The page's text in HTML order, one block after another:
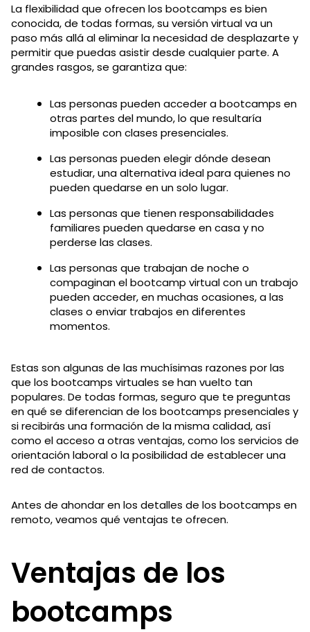
La flexibilidad que ofrecen los bootcamps es bien
conocida, de todas formas, su versión virtual va un
paso más allá al eliminar la necesidad de desplazarte y
permitir que puedas asistir desde cualquier parte. A
grandes rasgos, se garantiza que:
Las personas pueden acceder a bootcamps en
otras partes del mundo, lo que resultaría
imposible con clases presenciales.
Las personas pueden elegir dónde desean
estudiar, una alternativa ideal para quienes no
pueden quedarse en un solo lugar.
Las personas que tienen responsabilidades
familiares pueden quedarse en casa y no
perderse las clases.
Las personas que trabajan de noche o
compaginan el bootcamp virtual con un trabajo
pueden acceder, en muchas ocasiones, a las
clases o enviar trabajos en diferentes
momentos.
Estas son algunas de las muchísimas razones por las
que los bootcamps virtuales se han vuelto tan
populares. De todas formas, seguro que te preguntas
en qué se diferencian de los bootcamps presenciales y
si recibirás una formación de la misma calidad, así
como el acceso a otras ventajas, como los servicios de
orientación laboral o la posibilidad de establecer una
red de contactos.
Antes de ahondar en los detalles de los bootcamps en
remoto, veamos qué ventajas te ofrecen.
Ventajas de los
bootcamps